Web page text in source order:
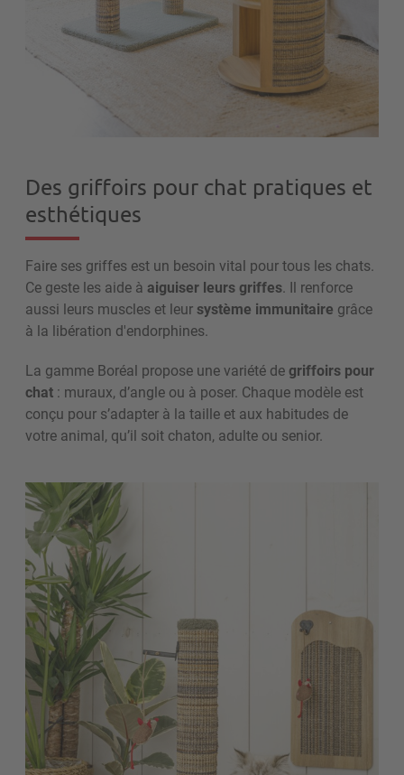
Des griffoirs pour chat pratiques et
esthétiques
Faire ses griffes est un besoin vital pour tous les chats.
Ce geste les aide à aiguiser leurs griffes. Il renforce
aussi leurs muscles et leursystème immunitaire grâce
à la libération d'endorphines.
La gamme Boréal propose une variété degriffoirs pour
chat : muraux, d’angle ou à poser. Chaque modèle est
conçu pour s’adapter à la taille et aux habitudes de
votre animal, qu’il soit chaton, adulte ou senior.